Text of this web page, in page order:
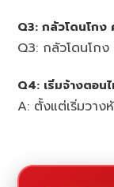
Q3: กลัวโดนโกง
Q3: กลัวโดนโกง
Q4: เริ่มจ้างตอน
A: ตั้งแต่เริ่มวาง